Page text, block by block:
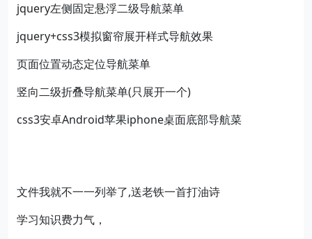
jquery左侧固定悬浮二级导航菜单
jquery+css3模拟窗帘展开样式导航效果
页面位置动态定位导航菜单
竖向二级折叠导航菜单(只展开一个)
css3安卓Android苹果iphone桌面底部导航菜
文件我就不一一列举了,送老铁一首打油诗
学习知识费力气，